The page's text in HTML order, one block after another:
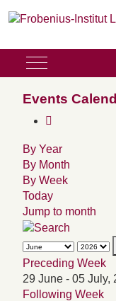
Mobile Menu
Events
By Year
By Month
By Week
Today
Jump to month
Preceding Week
29 June - 05 July,
Following Week